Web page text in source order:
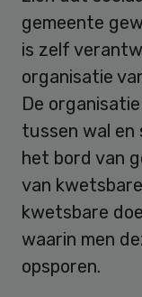
gemeente
is zelf
organisatie
De
tussen wal en
het bord van
van
kwetsbare
waarin men
opsporen.